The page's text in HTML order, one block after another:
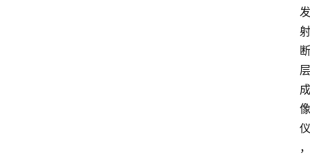
发
射
断
层
成
像
仪
，